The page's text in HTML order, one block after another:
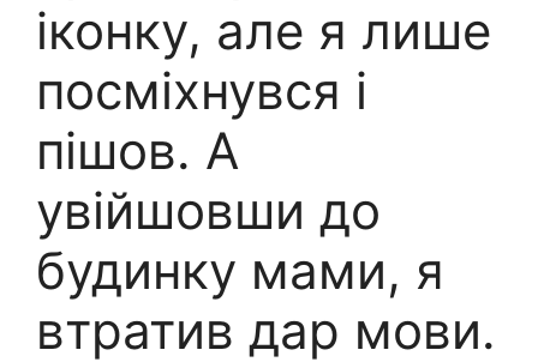
іконку, але я лише
посміхнувся і
пішов. А
увійшовши до
будинку мами, я
втратив дар мови.